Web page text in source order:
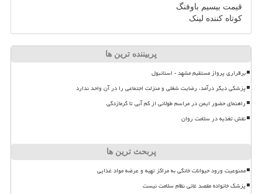
قیمت بیسیم باوفنگ
کوتاه کننده لینک
پربیننده ترین ها
برقراری پرواز مستقیم مشهد - استانبول
پزشکی دیگر درآمد، رضایت شغلی و منزلت اجتماعی را در آن واحد ندارد
راهنمای حضور ایمن در مراسم طولانی از کم آبی تا گرمازدگی
نقش تغذیه در سلامت روان
پربحث ترین ها
ممنوعیت ورود حیوانات خانگی به مراکز تهیه و عرضه مواد غذایی
پزشک خانواده مقصد غائی نظام سلامت نیست